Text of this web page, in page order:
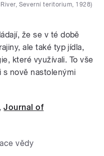
Severní teritorium, 1928)
že se v té době
ale také typ jídla,
které využívali. To vše
s nově nastolenými
,Journal of
vědy